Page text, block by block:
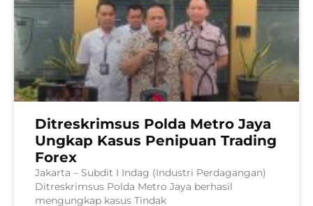
Ditreskrimsus Polda Metro Jaya
Ungkap Kasus Penipuan Trading
Forex
Jakarta – Subdit I Indag (Industri Perdagangan)
Ditreskrimsus Polda Metro Jaya berhasil
mengungkap kasus Tindak